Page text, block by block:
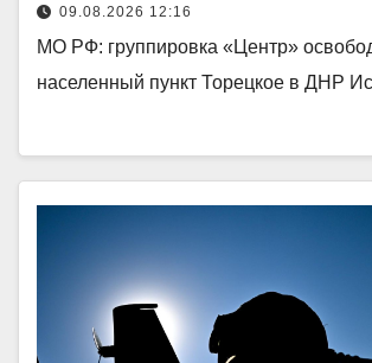
09.08.2026 12:16
МО РФ: группировка «Центр»
населенный пункт Торецкое в ДНР